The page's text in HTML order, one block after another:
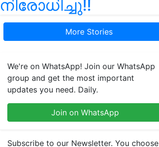
നിരോധിച്ചു!!
More Stories
We're on WhatsApp! Join our WhatsApp
group and get the most important
updates you need. Daily.
Join on WhatsApp
Subscribe to our Newsletter. You choose